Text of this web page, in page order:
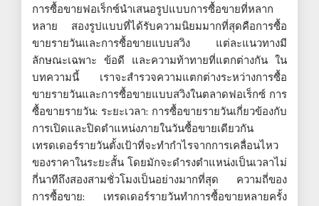
การซื้อขายฟอเร็กซ์นำเสนอรูปแบบการซื้อขายที่หลาก
หลาย สองรูปแบบที่ได้รับความนิยมมากที่สุดคือการซื้อ
ขายรายวันและการซื้อขายแบบสวิง แต่ละแนวทางมี
ลักษณะเฉพาะ ข้อดี และความท้าทายที่แตกต่างกัน ใน
บทความนี้ เราจะสำรวจความแตกต่างระหว่างการซื้อ
ขายรายวันและการซื้อขายแบบสวิงในตลาดฟอเร็กซ์ การ
ซื้อขายรายวัน: ระยะเวลา: การซื้อขายรายวันเกี่ยวข้องกับ
การเปิดและปิดตำแหน่งภายในวันซื้อขายเดียวกัน
เทรดเดอร์รายวันตั้งเป้าที่จะทำกำไรจากการเคลื่อนไหว
ของราคาในระยะสั้น โดยมักจะดำรงตำแหน่งเป็นเวลาไม่
กี่นาทีถึงสองสามชั่วโมงเป็นอย่างมากที่สุด ความถี่ของ
การซื้อขาย: เทรดเดอร์รายวันทำการซื้อขายหลายครั้ง